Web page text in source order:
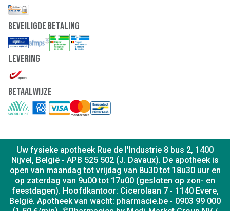
Beveiligde Betaling
Levering
Betaalwijze
Uw fysieke apotheek Rue de l'Industrie 8 bus 2, 1400
Nijvel, België - APB 525 502 (J. Davaux). De apotheek is
open van maandag tot vrijdag van 8u30 tot 18u30 uur en
op zaterdag van 9u00 tot 17u00 (gesloten op zon- en
feestdagen). Hoofdkantoor: Cicerolaan 7 - 1140 Evere,
België. Apotheek van wacht: pharmacie.be - 0903 99 000